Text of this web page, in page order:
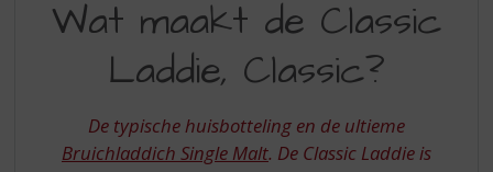
CLASSIC
LADDIE
Wat maakt de Classic
Laddie, Classic?
De typische huisbotteling en de ultieme
Bruichladdich Single Malt. De Classic Laddie is